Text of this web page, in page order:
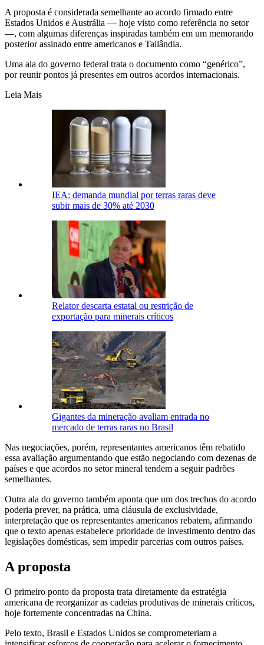
A proposta é considerada semelhante ao acordo firmado entre
Estados Unidos e Austrália — hoje visto como referência no setor
—, com algumas diferenças inspiradas também em um memorando
posterior assinado entre americanos e Tailândia.
Uma ala do governo federal trata o documento como “genérico”,
por reunir pontos já presentes em outros acordos internacionais.
Leia Mais
IEA: demanda mundial por terras raras deve
subir mais de 30% até 2030
Relator descarta estatal ou restrição de
exportação para minerais críticos
Gigantes da mineração avaliam entrada no
mercado de terras raras no Brasil
Nas negociações, porém, representantes americanos têm rebatido
essa avaliação argumentando que estão negociando com dezenas de
países e que acordos no setor mineral tendem a seguir padrões
semelhantes.
Outra ala do governo também aponta que um dos trechos do acordo
poderia prever, na prática, uma cláusula de exclusividade,
interpretação que os representantes americanos rebatem, afirmando
que o texto apenas estabelece prioridade de investimento dentro das
legislações domésticas, sem impedir parcerias com outros países.
A proposta
O primeiro ponto da proposta trata diretamente da estratégia
americana de reorganizar as cadeias produtivas de minerais críticos,
hoje fortemente concentradas na China.
Pelo texto, Brasil e Estados Unidos se comprometeriam a